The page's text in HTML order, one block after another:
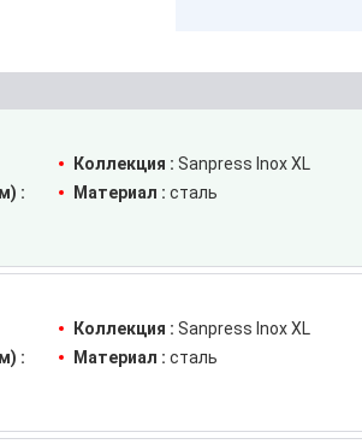
Коллекция : Sanpress Inox XL
:
Материал : сталь
Коллекция : Sanpress Inox XL
:
Материал : сталь